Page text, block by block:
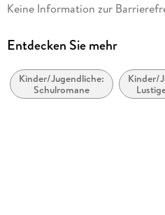
Reihe
Autor/Autorin
Timo Parvela
Keine Information zur
Entdecken Sie mehr
Kinder/Jugendliche:
Schulromane
Kinder/